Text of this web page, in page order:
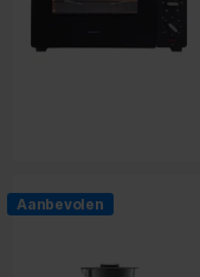
Aanbevolen